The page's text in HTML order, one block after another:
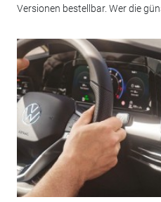
Versionen bestellbar. Wer die